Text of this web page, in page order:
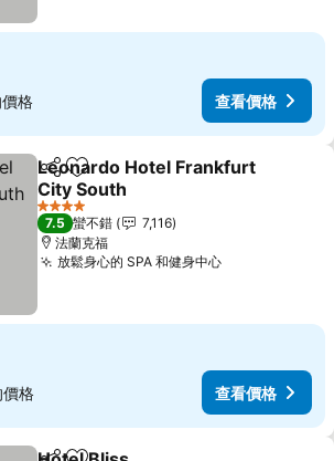
格 查看價格
分享 加入我的最愛
Leonardo Hotel Frankfurt
City South
4 星級
7.5 蠻不錯
7,116
法蘭克福
放鬆身心的 SPA 和健身中心
價格 查看價格